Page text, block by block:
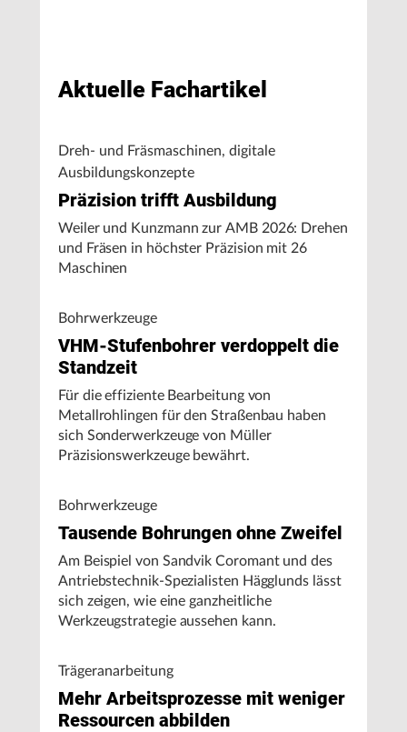
Aktuelle Fachartikel
Dreh- und Fräsmaschinen, digitale
Ausbildungskonzepte
Präzision trifft Ausbildung
Weiler und Kunzmann zur AMB 2026: Drehen
und Fräsen in höchster Präzision mit 26
Maschinen
Bohrwerkzeuge
VHM-Stufenbohrer verdoppelt die
Standzeit
Für die effiziente Bearbeitung von
Metallrohlingen für den Straßenbau haben
sich Sonderwerkzeuge von Müller
Präzisionswerkzeuge bewährt.
Bohrwerkzeuge
Tausende Bohrungen ohne Zweifel
Am Beispiel von Sandvik Coromant und des
Antriebstechnik-Spezialisten Hägglunds lässt
sich zeigen, wie eine ganzheitliche
Werkzeugstrategie aussehen kann.
Trägeranarbeitung
Mehr Arbeitsprozesse mit weniger
Ressourcen abbilden